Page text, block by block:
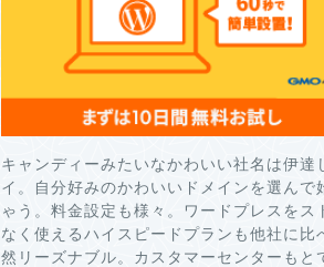
キャンディーみたいなかわいい社名は伊達
イ。自分好みのかわいいドメインを選んで
ゃう。料金設定も様々。ワードプレスをス
なく使えるハイスピードプランも他社に比
然リーズナブル。カスタマーセンターもと